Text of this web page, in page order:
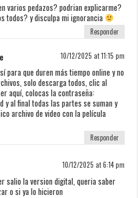
varios pedazos? podrian explicarme?
todos? y disculpa mi ignorancia
Responder
10/12/2025 at 11:15 pm
para que duren más tiempo online y no
solo descarga todos, clic al
aquí, colocas la contraseña:
y al final todas las partes se suman y
archivo de video con la película
Responder
10/12/2025 at 6:14 pm
salio la version digital, queria saber
o si ya lo hicieron